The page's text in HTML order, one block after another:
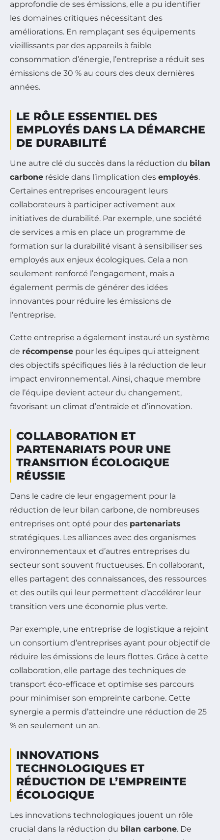
approfondie de ses émissions, elle a pu identifier
les domaines critiques nécessitant des
améliorations. En remplaçant ses équipements
vieillissants par des appareils à faible
consommation d’énergie, l’entreprise a réduit ses
émissions de 30 % au cours des deux dernières
années.
LE RÔLE ESSENTIEL DES
EMPLOYÉS DANS LA DÉMARCHE
DE DURABILITÉ
Une autre clé du succès dans la réduction du bilan
carbone réside dans l’implication des employés.
Certaines entreprises encouragent leurs
collaborateurs à participer activement aux
initiatives de durabilité. Par exemple, une société
de services a mis en place un programme de
formation sur la durabilité visant à sensibiliser ses
employés aux enjeux écologiques. Cela a non
seulement renforcé l’engagement, mais a
également permis de générer des idées
innovantes pour réduire les émissions de
l’entreprise.
Cette entreprise a également instauré un système
de récompense pour les équipes qui atteignent
des objectifs spécifiques liés à la réduction de leur
impact environnemental. Ainsi, chaque membre
de l’équipe devient acteur du changement,
favorisant un climat d’entraide et d’innovation.
COLLABORATION ET
PARTENARIATS POUR UNE
TRANSITION ÉCOLOGIQUE
RÉUSSIE
Dans le cadre de leur engagement pour la
réduction de leur bilan carbone, de nombreuses
entreprises ont opté pour des partenariats
stratégiques. Les alliances avec des organismes
environnementaux et d’autres entreprises du
secteur sont souvent fructueuses. En collaborant,
elles partagent des connaissances, des ressources
et des outils qui leur permettent d’accélérer leur
transition vers une économie plus verte.
Par exemple, une entreprise de logistique a rejoint
un consortium d’entreprises ayant pour objectif de
réduire les émissions de leurs flottes. Grâce à cette
collaboration, elle partage des techniques de
transport éco-efficace et optimise ses parcours
pour minimiser son empreinte carbone. Cette
synergie a permis d’atteindre une réduction de 25
% en seulement un an.
INNOVATIONS
TECHNOLOGIQUES ET
RÉDUCTION DE L’EMPREINTE
ÉCOLOGIQUE
Les innovations technologiques jouent un rôle
crucial dans la réduction du bilan carbone. De